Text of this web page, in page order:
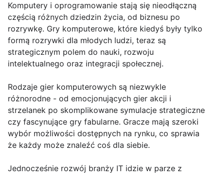
Komputery i oprogramowanie stają się nieodłączną
częścią różnych dziedzin życia, od biznesu po
rozrywkę. Gry komputerowe, które kiedyś były tylko
formą rozrywki dla młodych ludzi, teraz są
strategicznym polem do nauki, rozwoju
intelektualnego oraz integracji społecznej.
Rodzaje gier komputerowych są niezwykle
różnorodne - od emocjonujących gier akcji i
strzelanek po skomplikowane symulacje strategiczne
czy fascynujące gry fabularne. Gracze mają szeroki
wybór możliwości dostępnych na rynku, co sprawia
że każdy może znaleźć coś dla siebie.
Jednocześnie rozwój branży IT idzie w parze z